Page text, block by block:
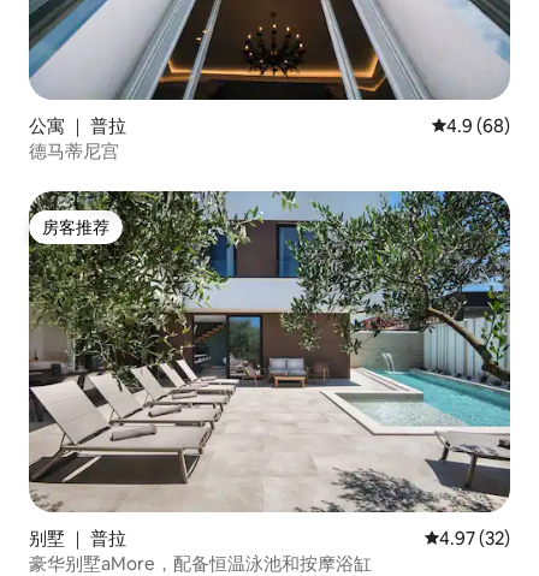
公寓 ｜ 普拉 平均评分 4.9
4.9 (68)
德马蒂尼宫
房客推荐
房客推荐
别墅 ｜ 普拉 平均评分
4.97 (32)
豪华别墅aMore，配备恒温泳池和按摩浴缸